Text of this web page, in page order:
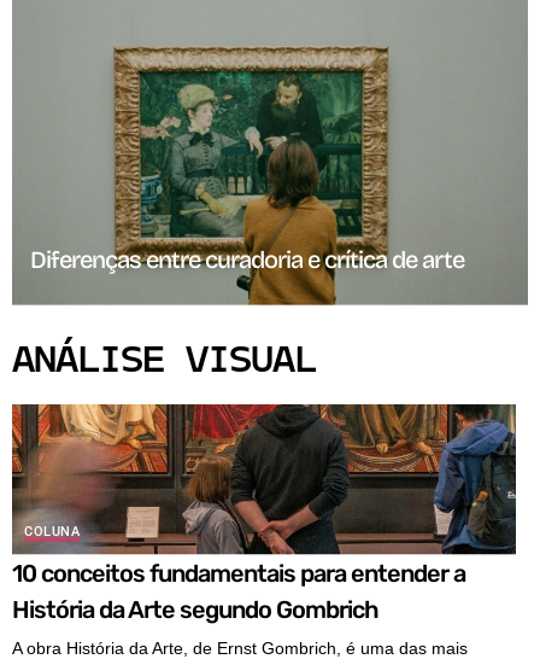
Diferenças entre curadoria e crítica de arte
ANÁLISE VISUAL
COLUNA
10 conceitos fundamentais para entender a
História da Arte segundo Gombrich
A obra História da Arte, de Ernst Gombrich, é uma das mais